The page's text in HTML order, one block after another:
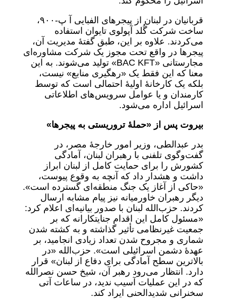
قربانیان در لبنان از پیجرهای الفبایی آ پ-٩٠٠،
ساخت شرکت گُلد آپولوی تایوان استفاده
می‌کردند. علاوه بر این، طبق گفتۀ مدیریت آن،
پیجر‌ها در واقع تحت مجوز یک شرکت مشاوره‌ای
مجارستانی «BAC KFT» تولید می‌شوند. به این
معنا که این فقط یک «رهگیری منابع» نیست،
بلکه یک کارخانۀ اولیۀ احتمالی است که توسط
کارمندان و یا عوامل سرویس‌های اطلاعاتی
اسرائیل اداره می‌شود.
بیروت پس از «حملۀ تروریستی به پیجرها»
بدر عبدالطی، وزیر امور خارجۀ مصر، در
گفت‌وگوی تلفنی با رهبران لبنان، آمادگی
کشورش را برای حمایت کامل از لبنان ابراز
داشت و هشدار داد که آنچه به وقوع پیوست،
«حاکی از آغاز یک جنگ منطقه‌ای گسترده است».
دیگر رهبران خاورمیانه نیز پیام مشابه ارسال
کردند. حزب‌الله لبنان با صدور بیانیه‌ای اعلام کرد:
«مسئول کامل این اقدام جنایتکارانه که بر
جمعیت غیرنظامی تأثیر گذاشته و به کشته شدن
شماری و مجروح شدن تعداد زیادی انجامید، بر
عهدۀ دشمن اسرائیلی است». حزب‌الله «در
بالاترین سطح آمادگی برای دفاع از لبنان» قرار
دارد. انتظار می‌رود رهبر آن، شیخ حسن نصرالله
که در این عملیات آسیب ندید، در ساعات آتی
سخنرانی شدیدالحنی ایراد کند.